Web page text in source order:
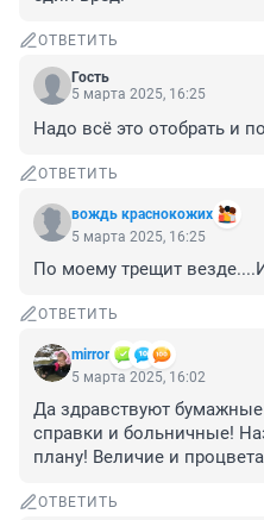
ОТВЕТИТЬ
Гость
5 марта 2025, 16:25
Надо всё это отобрать и
ОТВЕТИТЬ
вождь краснокожих
5 марта 2025, 16:25
По моему трещит
ОТВЕТИТЬ
mirror
5 марта 2025, 16:02
Да здравствуют
справки и больничные!
плану! Величие и
ОТВЕТИТЬ